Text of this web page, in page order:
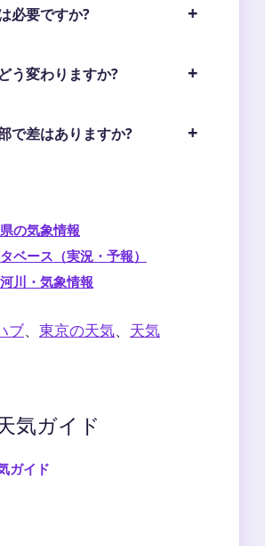
必要ですか?
う変わりますか?
で差はありますか?
の気象情報
ベース（実況・予報）
川・気象情報
ブ、 東京の天気、 天気
気ガイド
ガイド